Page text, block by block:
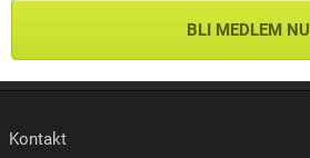
BLI MEDLEM NU
Kontakt